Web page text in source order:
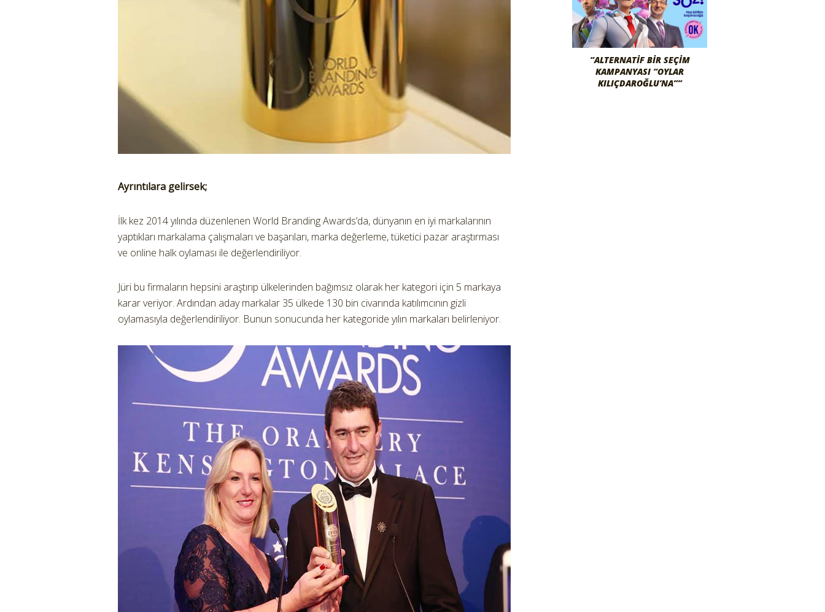
Ayrıntılara gelirsek;
İlk kez 2014 yılında düzenlenen World Branding Awards’da, dünyanın en iyi markalarının
yaptıkları markalama çalışmaları ve başarıları, marka değerleme, tüketici pazar araştırması
ve online halk oylaması ile değerlendiriliyor.
Jüri bu firmaların hepsini araştırıp ülkelerinden bağımsız olarak her kategori için 5 markaya
karar veriyor. Ardından aday markalar 35 ülkede 130 bin civarında katılımcının gizli
oylamasıyla değerlendiriliyor. Bunun sonucunda her kategoride yılın markaları belirleniyor.
“ALTERNATIF BIR SEÇIM
KAMPANYASI “OYLAR
KILIÇDAROĞLU’NA””